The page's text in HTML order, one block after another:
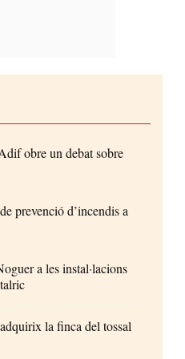
obre un debat sobre
prevenció d’incendis a
a les instal·lacions
la finca del tossal